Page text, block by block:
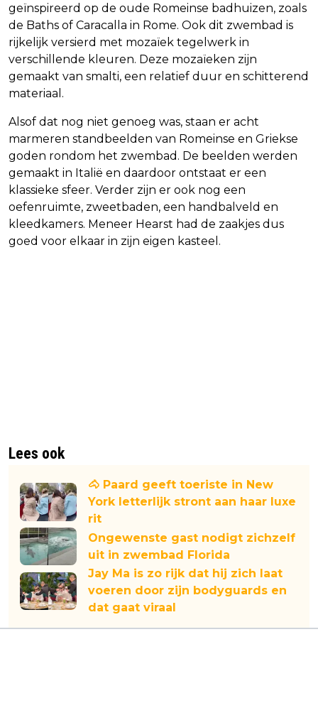
geïnspireerd op de oude Romeinse badhuizen, zoals
de Baths of Caracalla in Rome. Ook dit zwembad is
rijkelijk versierd met mozaïek tegelwerk in
verschillende kleuren. Deze mozaïeken zijn
gemaakt van smalti, een relatief duur en schitterend
materiaal.
Alsof dat nog niet genoeg was, staan er acht
marmeren standbeelden van Romeinse en Griekse
goden rondom het zwembad. De beelden werden
gemaakt in Italië en daardoor ontstaat er een
klassieke sfeer. Verder zijn er ook nog een
oefenruimte, zweetbaden, een handbalveld en
kleedkamers. Meneer Hearst had de zaakjes dus
goed voor elkaar in zijn eigen kasteel.
Lees ook
🐴 Paard geeft toeriste in New
York letterlijk stront aan haar luxe
rit
Ongewenste gast nodigt zichzelf
uit in zwembad Florida
Jay Ma is zo rijk dat hij zich laat
voeren door zijn bodyguards en
dat gaat viraal